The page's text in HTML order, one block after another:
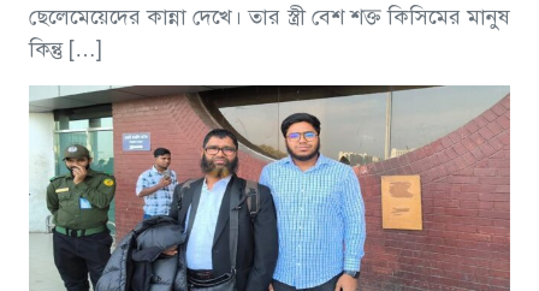
ছেলেমেয়েদের কান্না দেখে। তার স্ত্রী বেশ শক্ত কিসিমের মানুষ
কিন্তু […]